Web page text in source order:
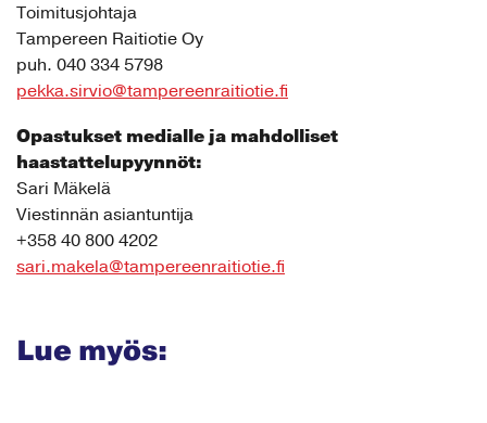
Toimitusjohtaja
Tampereen Raitiotie Oy
puh. 040 334 5798
pekka.sirvio@tampereenraitiotie.fi
Opastukset medialle ja mahdolliset
haastattelupyynnöt:
Sari Mäkelä
Viestinnän asiantuntija
+358 40 800 4202
sari.makela@tampereenraitiotie.fi
Lue myös: